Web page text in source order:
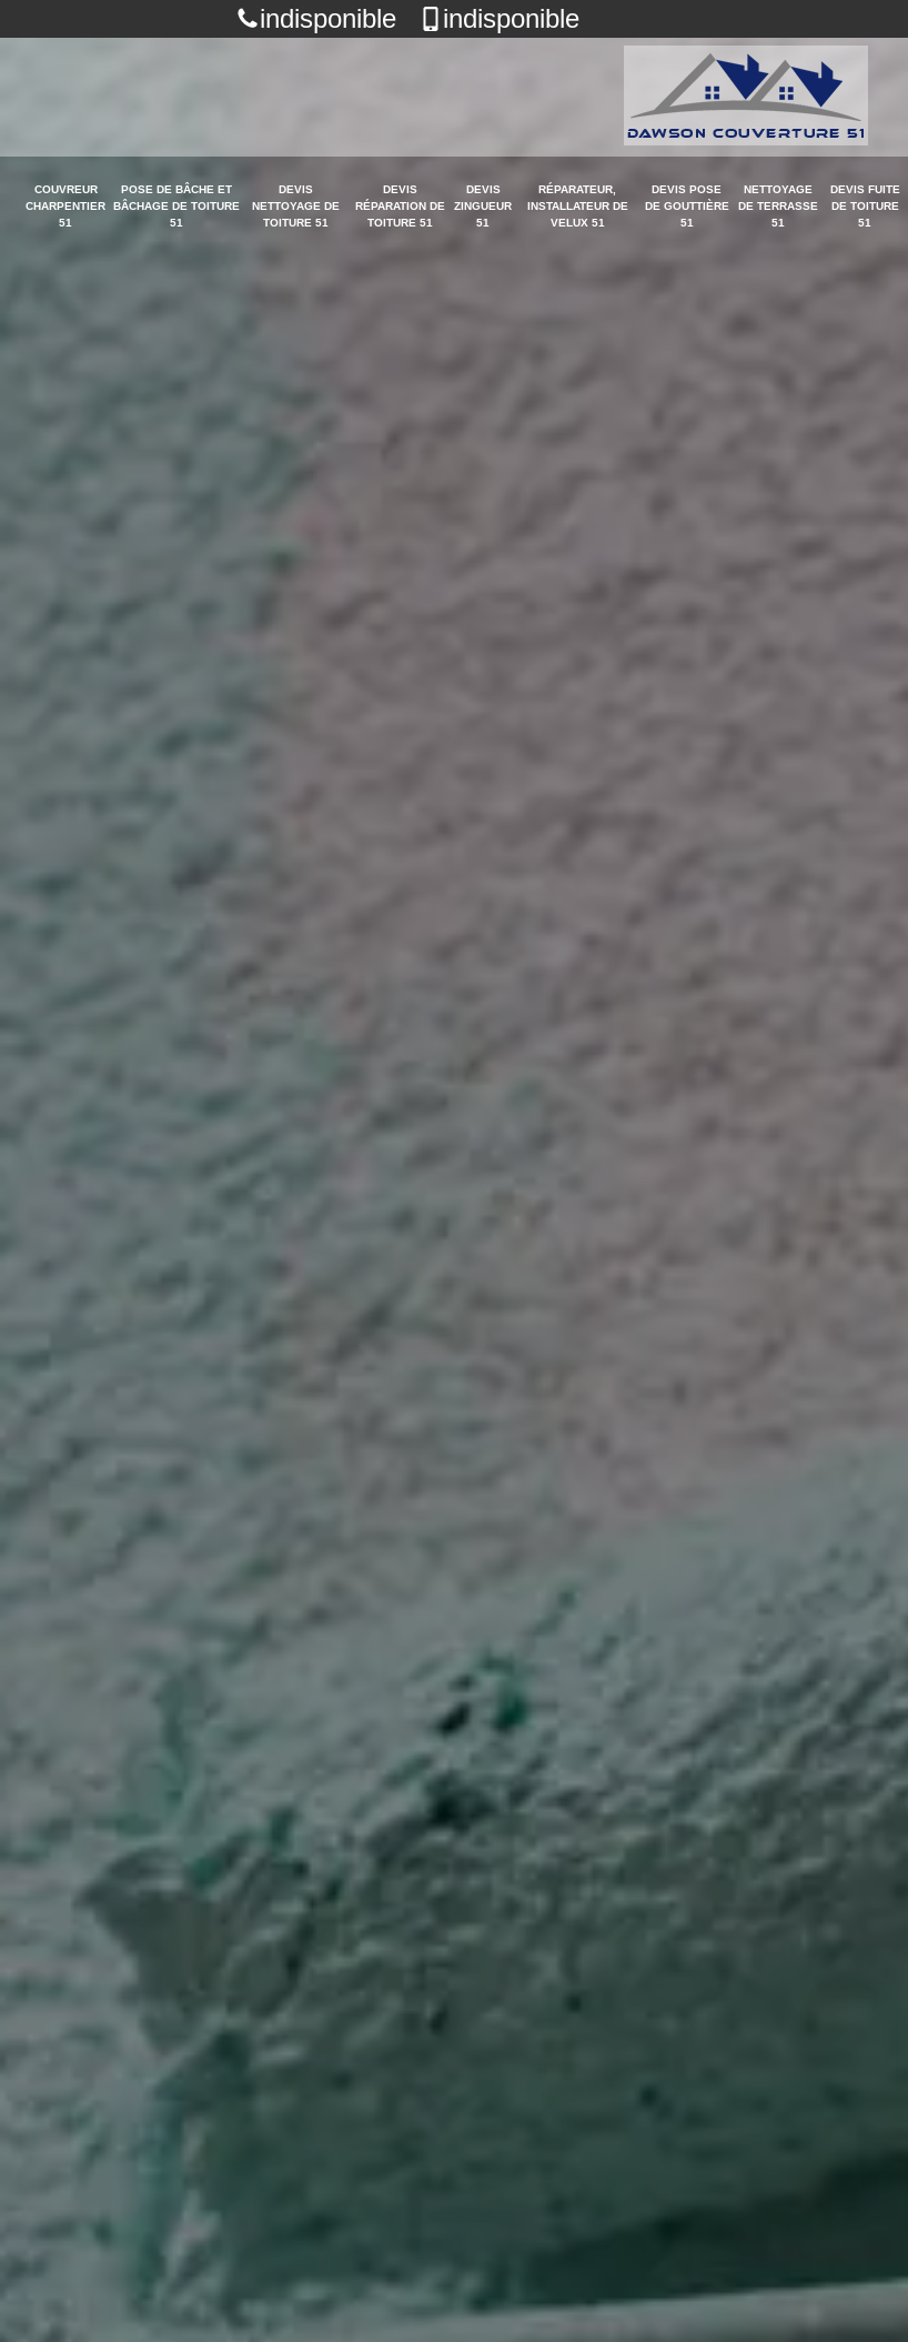
indisponible indisponible
COUVREUR
CHARPENTIER
51
POSE DE BÂCHE ET
BÂCHAGE DE TOITURE
51
DEVIS
NETTOYAGE DE
TOITURE 51
DEVIS
RÉPARATION DE
TOITURE 51
DEVIS
ZINGUEUR
51
RÉPARATEUR,
INSTALLATEUR DE
VELUX 51
DEVIS POSE
DE GOUTTIÈRE
51
NETTOYAGE
DE TERRASSE
51
DEVIS FUITE
DE TOITURE
51